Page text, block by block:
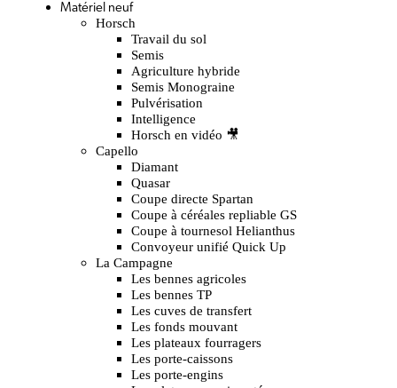
Matériel neuf
Horsch
Travail du sol
Semis
Agriculture hybride
Semis Monograine
Pulvérisation
Intelligence
Horsch en vidéo 🎥
Capello
Diamant
Quasar
Coupe directe Spartan
Coupe à céréales repliable GS
Coupe à tournesol Helianthus
Convoyeur unifié Quick Up
La Campagne
Les bennes agricoles
Les bennes TP
Les cuves de transfert
Les fonds mouvant
Les plateaux fourragers
Les porte-caissons
Les porte-engins